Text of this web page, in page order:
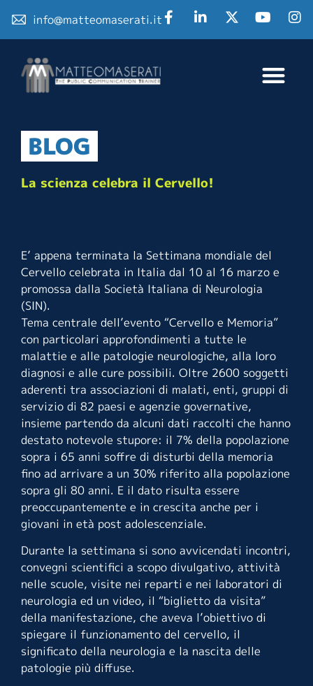
info@matteomaserati.it
BLOG
La scienza celebra il Cervello!
E’ appena terminata la Settimana mondiale del
Cervello celebrata in Italia dal 10 al 16 marzo e
promossa dalla Società Italiana di Neurologia
(SIN).
Tema centrale dell’evento “Cervello e Memoria”
con particolari approfondimenti a tutte le
malattie e alle patologie neurologiche, alla loro
diagnosi e alle cure possibili. Oltre 2600 soggetti
aderenti tra associazioni di malati, enti, gruppi di
servizio di 82 paesi e agenzie governative,
insieme partendo da alcuni dati raccolti che hanno
destato notevole stupore: il 7% della popolazione
sopra i 65 anni soffre di disturbi della memoria
fino ad arrivare a un 30% riferito alla popolazione
sopra gli 80 anni. E il dato risulta essere
preoccupantemente e in crescita anche per i
giovani in età post adolescenziale.
Durante la settimana si sono avvicendati incontri,
convegni scientifici a scopo divulgativo, attività
nelle scuole, visite nei reparti e nei laboratori di
neurologia ed un video, il “biglietto da visita”
della manifestazione, che aveva l’obiettivo di
spiegare il funzionamento del cervello, il
significato della neurologia e la nascita delle
patologie più diffuse.